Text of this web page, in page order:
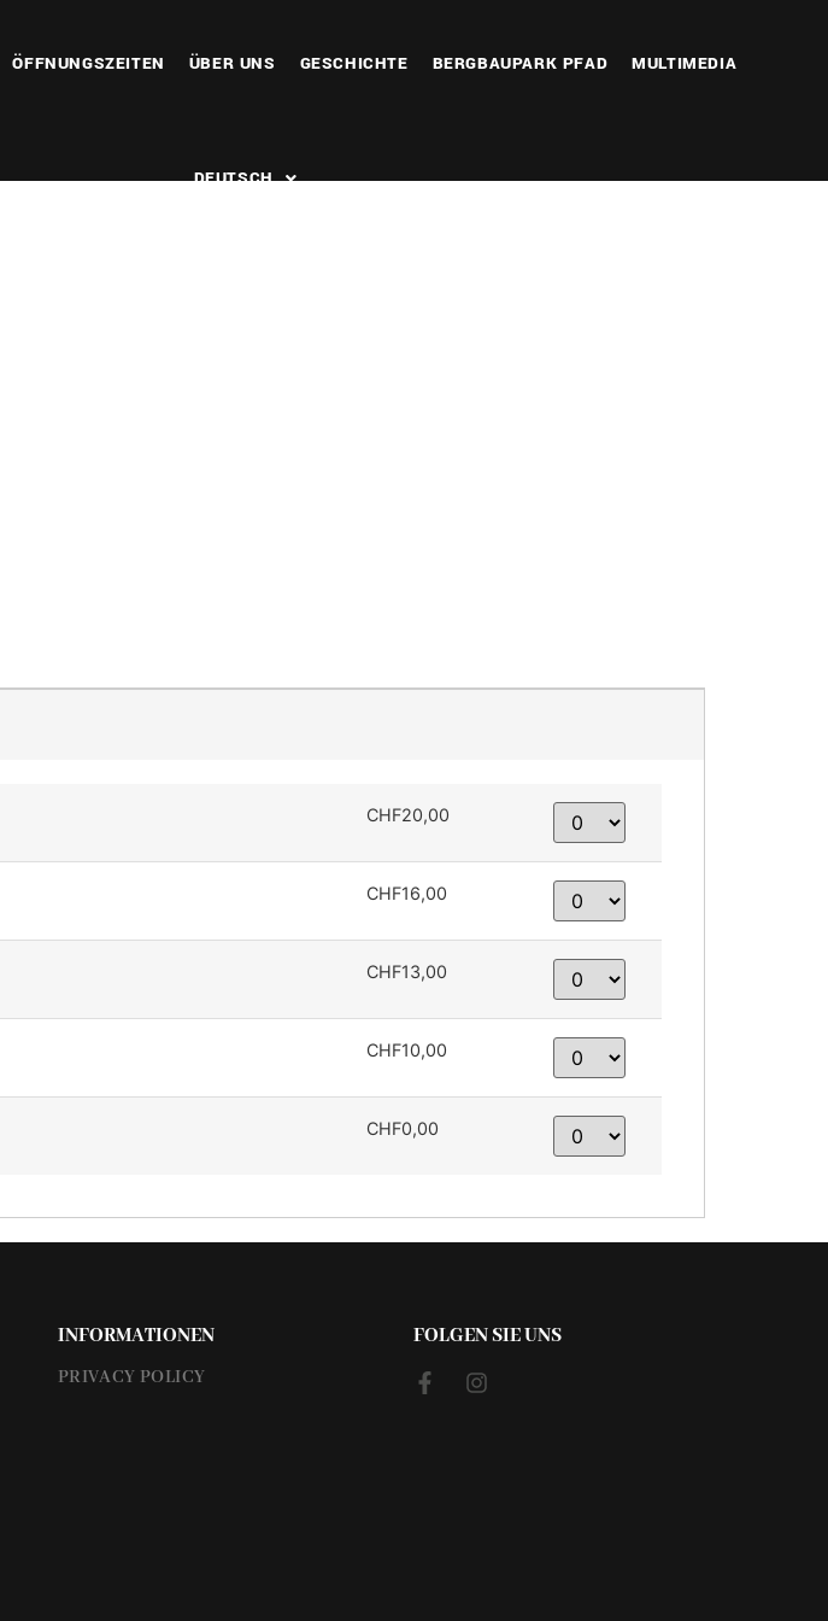
ÖFFNUNGSZEITEN ÜBER UNS GESCHICHTE BERGBAUPARK PFAD MULTIMEDIA
DEUTSCH
CHF20,00
CHF16,00
CHF13,00
CHF10,00
CHF0,00
INFORMATIONEN
PRIVACY POLICY
FOLGEN SIE UNS